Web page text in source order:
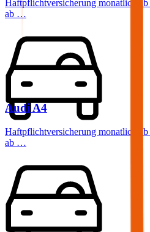
Haftpflichtversicherung monatlich ab
ab …
AudiA4
Haftpflichtversicherung monatlich ab
ab …